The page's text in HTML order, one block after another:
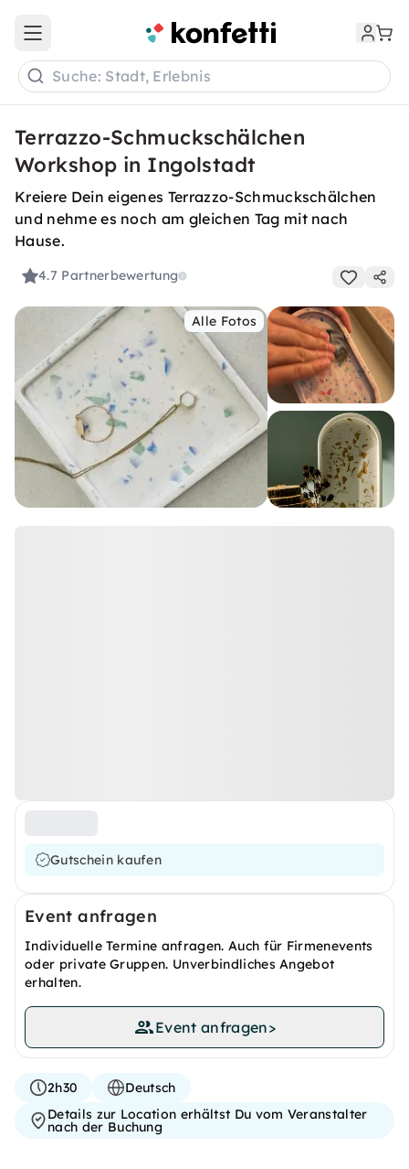
Open main menu
Suche: Stadt, Erlebnis
Terrazzo-Schmuckschälchen
Workshop in Ingolstadt
Kreiere Dein eigenes Terrazzo-Schmuckschälchen
und nehme es noch am gleichen Tag mit nach
Hause.
4.7 Partnerbewertung
Alle Fotos
Gutschein kaufen
Event anfragen
Individuelle Termine anfragen. Auch für Firmenevents
oder private Gruppen. Unverbindliches Angebot
erhalten.
Event anfragen>
2h30
Deutsch
Details zur Location erhältst Du vom Veranstalter
nach der Buchung